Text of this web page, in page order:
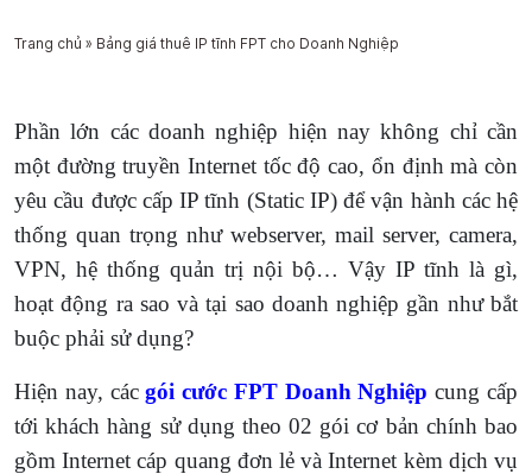
Trang chủ » Bảng giá thuê IP tĩnh FPT cho Doanh Nghiệp
Phần lớn các doanh nghiệp hiện nay không chỉ cần
một đường truyền Internet tốc độ cao, ổn định mà còn
yêu cầu được cấp IP tĩnh (Static IP) để vận hành các hệ
thống quan trọng như webserver, mail server, camera,
VPN, hệ thống quản trị nội bộ… Vậy IP tĩnh là gì,
hoạt động ra sao và tại sao doanh nghiệp gần như bắt
buộc phải sử dụng?
Hiện nay, cácgói cước FPT Doanh Nghiệp cung cấp
tới khách hàng sử dụng theo 02 gói cơ bản chính bao
gồm Internet cáp quang đơn lẻ và Internet kèm dịch vụ